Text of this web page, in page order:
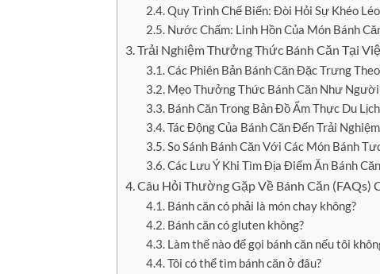
Quy Trình Chế Biến: Đòi Hỏi Sự Khéo
Nước Chấm: Linh Hồn Của Món Bánh
Trải Nghiệm Thưởng Thức Bánh Căn Tại
Các Phiên Bản Bánh Căn Đặc Trưng
Mẹo Thưởng Thức Bánh Căn Như
Bánh Căn Trong Bản Đồ Ẩm Thực Du
Tác Động Của Bánh Căn Đến Trải
So Sánh Bánh Căn Với Các Món Bánh
Các Lưu Ý Khi Tìm Địa Điểm Ăn Bánh
Câu Hỏi Thường Gặp Về Bánh Căn (FAQs)
Bánh căn có phải là món chay không?
Bánh căn có gluten không?
Làm thế nào để gọi bánh căn nếu tôi
Tôi có thể tìm bánh căn ở đâu?